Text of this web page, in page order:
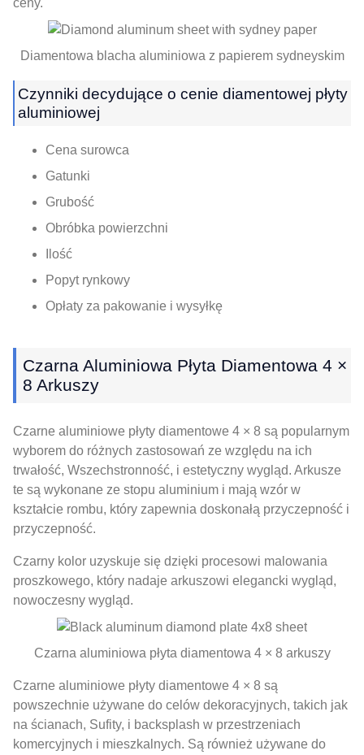
ceny.
Diamentowa blacha aluminiowa z papierem sydneyskim
Czynniki decydujące o cenie diamentowej płyty
aluminiowej
Cena surowca
Gatunki
Grubość
Obróbka powierzchni
Ilość
Popyt rynkowy
Opłaty za pakowanie i wysyłkę
Czarna Aluminiowa Płyta Diamentowa 4 ×
8 Arkuszy
Czarne aluminiowe płyty diamentowe 4 × 8 są popularnym
wyborem do różnych zastosowań ze względu na ich
trwałość, Wszechstronność, i estetyczny wygląd. Arkusze
te są wykonane ze stopu aluminium i mają wzór w
kształcie rombu, który zapewnia doskonałą przyczepność i
przyczepność.
Czarny kolor uzyskuje się dzięki procesowi malowania
proszkowego, który nadaje arkuszowi elegancki wygląd,
nowoczesny wygląd.
Czarna aluminiowa płyta diamentowa 4 × 8 arkuszy
Czarne aluminiowe płyty diamentowe 4 × 8 są
powszechnie używane do celów dekoracyjnych, takich jak
na ścianach, Sufity, i backsplash w przestrzeniach
komercyjnych i mieszkalnych. Są również używane do